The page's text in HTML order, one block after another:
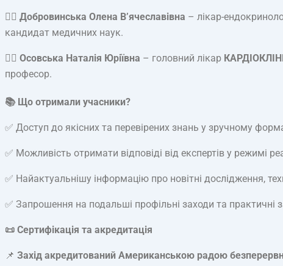
👩‍⚕️ Добровинська Олена В’ячеславівна – лікар-
кандидат медичних наук.
👩‍⚕️ Осовська Наталія Юріївна – головний лікар
професор.
📚 Що отримали учасники?
✅ Доступ до якісних та перевірених знань у зручному
✅ Можливість отримати відповіді від експертів у режимі
✅ Найактуальнішу інформацію про новітні дослідження,
✅ Запрошення на подальші профільні заходи та практичні
📜 Сертифікація та акредитація
📌 Захід акредитований Американською радою